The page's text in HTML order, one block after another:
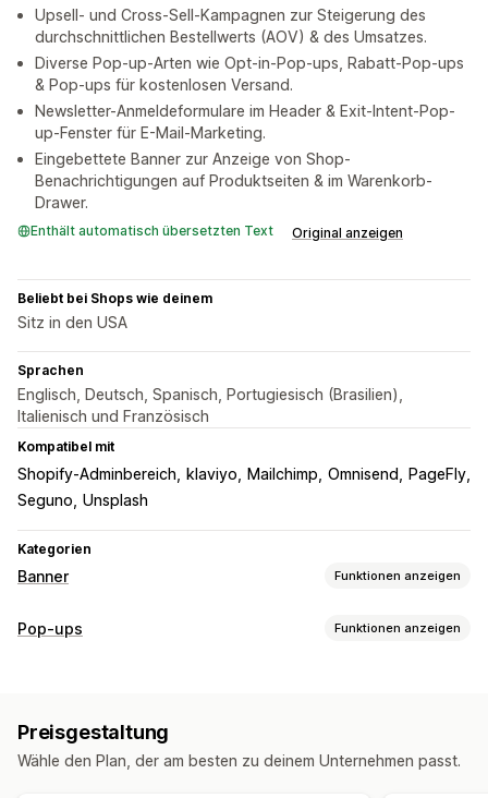
Upsell- und Cross-Sell-Kampagnen zur Steigerung des
durchschnittlichen Bestellwerts (AOV) & des Umsatzes.
Diverse Pop-up-Arten wie Opt-in-Pop-ups, Rabatt-Pop-ups
& Pop-ups für kostenlosen Versand.
Newsletter-Anmeldeformulare im Header & Exit-Intent-Pop-
up-Fenster für E-Mail-Marketing.
Eingebettete Banner zur Anzeige von Shop-
Benachrichtigungen auf Produktseiten & im Warenkorb-
Drawer.
Enthält automatisch übersetzten Text Original anzeigen
Beliebt bei Shops wie deinem
Sitz in den USA
Sprachen
Englisch, Deutsch, Spanisch, Portugiesisch (Brasilien),
Italienisch und Französisch
Kompatibel mit
Shopify-Adminbereich klaviyo Mailchimp Omnisend
PageFly
Seguno Unsplash
Kategorien
Banner Funktionen anzeigen
Bannertyp
Personalisierte Empfehlungen
Pop-ups Funktionen anzeigen
Rabatte
Countdown Timer
Ankündigungen
Warn-Popups Individuelle Popups
Preisgestaltung
Wähle den Plan, der am besten zu deinem Unternehmen passt.